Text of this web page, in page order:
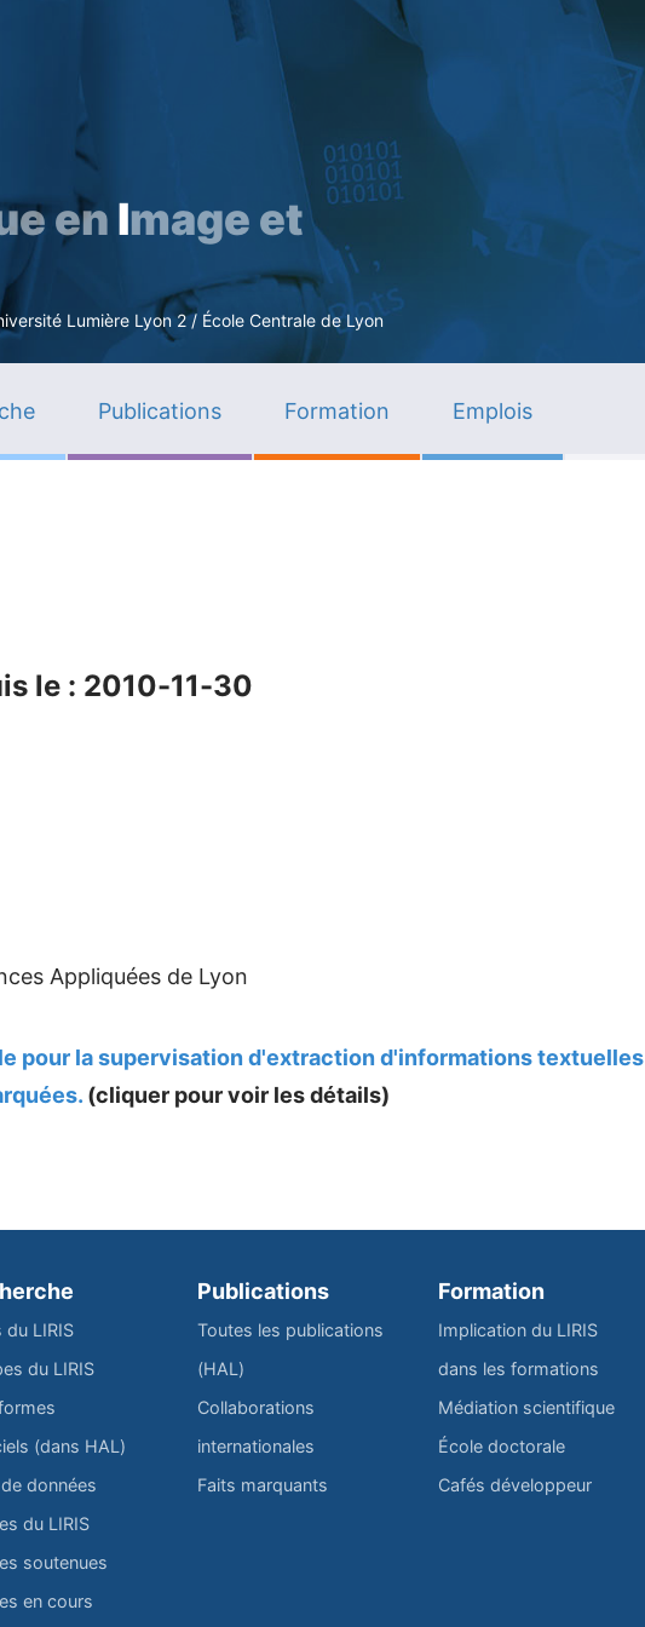
Aller
en Image et
Lumière Lyon 2 / École Centrale de Lyon
Publications Formation Emplois
le : 2010-11-30
Appliquées de Lyon
pour la supervisation d'extraction d'informations textuelles
(cliquer pour voir les détails)
du LIRIS
du LIRIS
(dans HAL)
données
du LIRIS
soutenues
en cours
Publications
Toutes les publications
(HAL)
Collaborations
internationales
Faits marquants
Formation
Implication du LIRIS
dans les formations
Médiation scientifique
École doctorale
Cafés développeur